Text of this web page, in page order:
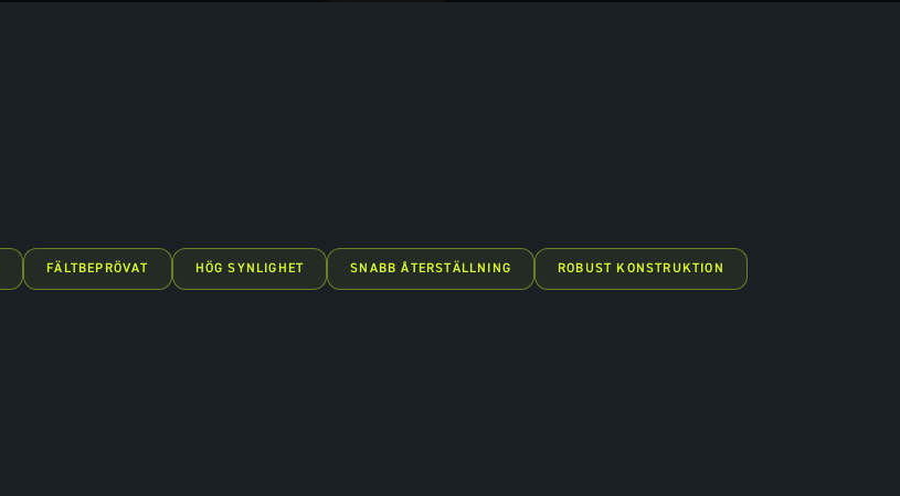
FÄLTBEPRÖVAT HÖG SYNLIGHET SNABB ÅTERSTÄLLNING ROBUST KONSTRUKTION